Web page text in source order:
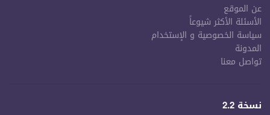
عن الموقع
الأسئلة الأكثر شيوعاً
سياسة الخصوصية و الإستخدام
المدونة
تواصل معنا
نسخة 2.2